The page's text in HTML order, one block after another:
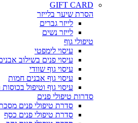
GIFT CARD
הסרת שיער בלייזר
לייזר גברים
לייזר נשים
טיפולי גוף
עיסוי לימפטי
עיסוי פנים בשילוב
עיסוי גוף שוודי
עיסוי גוף אבנים חמות
עיסוי גוף וטיפול בכוסות
סדרות טיפולי פנים
סדרת טיפולי פנים
סדרת טיפולי פנים כסף